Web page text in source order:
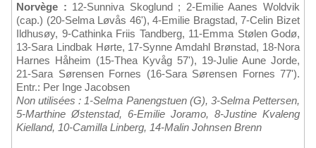
Norvège : 12-Sunniva Skoglund ; 2-Emilie Aanes Woldvik
(cap.) (20-Selma Løvås 46'), 4-Emilie Bragstad, 7-Celin Bizet
Ildhusøy, 9-Cathinka Friis Tandberg, 11-Emma Stølen Godø,
13-Sara Lindbak Hørte, 17-Synne Amdahl Brønstad, 18-Nora
Harnes Håheim (15-Thea Kyvåg 57'), 19-Julie Aune Jorde,
21-Sara Sørensen Fornes (16-Sara Sørensen Fornes 77').
Entr.: Per Inge Jacobsen
Non utilisées : 1-Selma Panengstuen (G), 3-Selma Pettersen,
5-Marthine Østenstad, 6-Emilie Joramo, 8-Justine Kvaleng
Kielland, 10-Camilla Linberg, 14-Malin Johnsen Brenn